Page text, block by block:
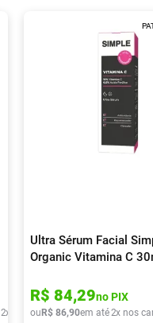
2x de R$ 42,95
Ultra Sérum Facial
Organic Vitamina C
R$ 84,29no PIX
ou R$ 86,90em até2x nos